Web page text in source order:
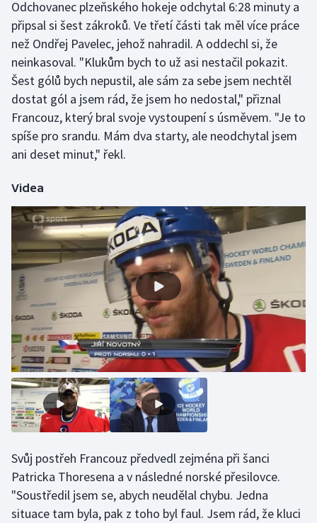
Judo
Krasobruslení
Lezení
Lyže a snowboard
Moderní pětiboj
Olympijské hry
Parasport
Plavání
Plážový volejbal
Ragby
Rychlobruslení
Rychlostní kanoistika
Short track
Sportovní střelba
Odchovanec plzeňského hokeje odchytal 6:28 minuty a
připsal si šest zákroků. Ve třetí části tak měl více práce
než Ondřej Pavelec, jehož nahradil. A oddechl si, že
neinkasoval. "Klukům bych to už asi nestačil pokazit.
Šest gólů bych nepustil, ale sám za sebe jsem nechtěl
dostat gól a jsem rád, že jsem ho nedostal," přiznal
Francouz, který bral svoje vystoupení s úsměvem. "Je to
spíše pro srandu. Mám dva starty, ale neodchytal jsem
ani deset minut," řekl.
Videa
Svůj postřeh Francouz předvedl zejména při šanci
Patricka Thoresena a v následné norské přesilovce.
"Soustředil jsem se, abych neudělal chybu. Jedna
situace tam byla, pak z toho byl faul. Jsem rád, že kluci